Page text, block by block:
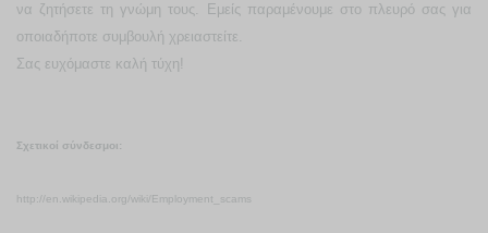
να ζητήσετε τη γνώμη τους. Εμείς παραμένουμε στο πλευρό σας για
οποιαδήποτε συμβουλή χρειαστείτε.
Σας ευχόμαστε καλή τύχη!
Σχετικοί σύνδεσμοι:
http://en.wikipedia.org/wiki/Employment_scams